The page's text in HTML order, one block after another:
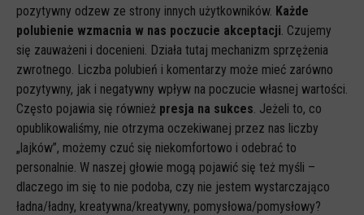
pozytywny odzew ze strony innych użytkowników. Każde
polubienie wzmacnia w nas poczucie akceptacji . Czujemy
się zauważeni i docenieni. Działa tutaj mechanizm sprzężenia
zwrotnego. Liczba polubień i komentarzy może mieć zarówno
pozytywny, jak i negatywny wpływ na poczucie własnej wartości.
Często pojawia się również presja na sukces . Jeżeli to, co
opublikowaliśmy, nie otrzyma oczekiwanej przez nas liczby
„lajków”, możemy czuć się niekomfortowo i odebrać to
personalnie. W naszej głowie mogą pojawić się też myśli –
dlaczego im się to nie podoba, czy nie jestem wystarczająco
ładna/ładny, kreatywna/kreatywny, pomysłowa/pomysłowy?